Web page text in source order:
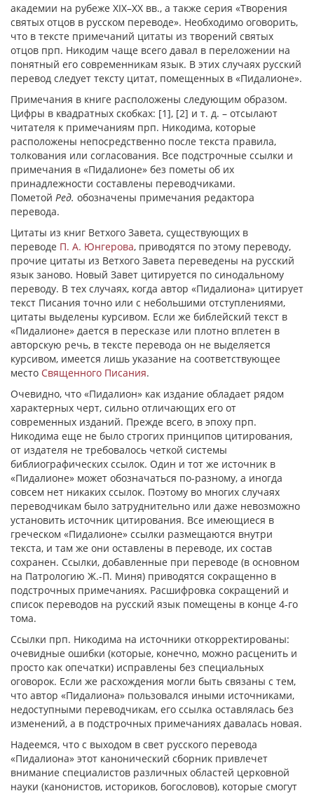
академии на рубеже XIX–XX вв., а также серия «Творения
святых отцов в русском переводе». Необходимо оговорить,
что в тексте примечаний цитаты из творений святых
отцов прп. Никодим чаще всего давал в переложении на
понятный его современникам язык. В этих случаях русский
перевод следует тексту цитат, помещенных в «Пидалионе».
Примечания в книге расположены следующим образом.
Цифры в квадратных скобках: [1], [2] и т. д. – отсылают
читателя к примечаниям прп. Никодима, которые
расположены непосредственно после текста правила,
толкования или согласования. Все подстрочные ссылки и
примечания в «Пидалионе» без пометы об их
принадлежности составлены переводчиками.
Пометой Ред. обозначены примечания редактора
перевода.
Цитаты из книг Ветхого Завета, существующих в
переводе П. А. Юнгерова, приводятся по этому переводу,
прочие цитаты из Ветхого Завета переведены на русский
язык заново. Новый Завет цитируется по синодальному
переводу. В тех случаях, когда автор «Пидалиона» цитирует
текст Писания точно или с небольшими отступлениями,
цитаты выделены курсивом. Если же библейский текст в
«Пидалионе» дается в пересказе или плотно вплетен в
авторскую речь, в тексте перевода он не выделяется
курсивом, имеется лишь указание на соответствующее
место Священного Писания.
Очевидно, что «Пидалион» как издание обладает рядом
характерных черт, сильно отличающих его от
современных изданий. Прежде всего, в эпоху прп.
Никодима еще не было строгих принципов цитирования,
от издателя не требовалось четкой системы
библиографических ссылок. Один и тот же источник в
«Пидалионе» может обозначаться по-разному, а иногда
совсем нет никаких ссылок. Поэтому во многих случаях
переводчикам было затруднительно или даже невозможно
установить источник цитирования. Все имеющиеся в
греческом «Пидалионе» ссылки размещаются внутри
текста, и там же они оставлены в переводе, их состав
сохранен. Ссылки, добавленные при переводе (в основном
на Патрологию Ж.-П. Миня) приводятся сокращенно в
подстрочных примечаниях. Расшифровка сокращений и
список переводов на русский язык помещены в конце 4-го
тома.
Ссылки прп. Никодима на источники откорректированы:
очевидные ошибки (которые, конечно, можно расценить и
просто как опечатки) исправлены без специальных
оговорок. Если же расхождения могли быть связаны с тем,
что автор «Пидалиона» пользовался иными источниками,
недоступными переводчикам, его ссылка оставлялась без
изменений, а в подстрочных примечаниях давалась новая.
Надеемся, что с выходом в свет русского перевода
«Пидалиона» этот канонический сборник привлечет
внимание специалистов различных областей церковной
науки (канонистов, историков, богословов), которые смогут